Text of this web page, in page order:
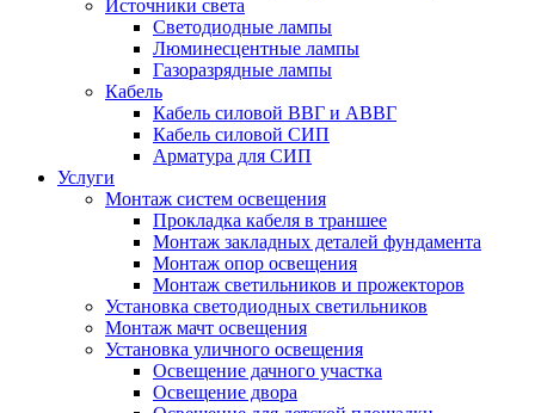
Источники света
Светодиодные лампы
Люминесцентные лампы
Газоразрядные лампы
Кабель
Кабель силовой ВВГ и АВВГ
Кабель силовой СИП
Арматура для СИП
Услуги
Монтаж систем освещения
Прокладка кабеля в траншее
Монтаж закладных деталей фундамента
Монтаж опор освещения
Монтаж светильников и прожекторов
Установка светодиодных светильников
Монтаж мачт освещения
Установка уличного освещения
Освещение дачного участка
Освещение двора